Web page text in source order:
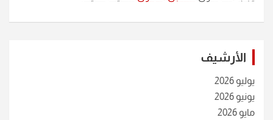
الأرشيف
يوليو 2026
يونيو 2026
مايو 2026